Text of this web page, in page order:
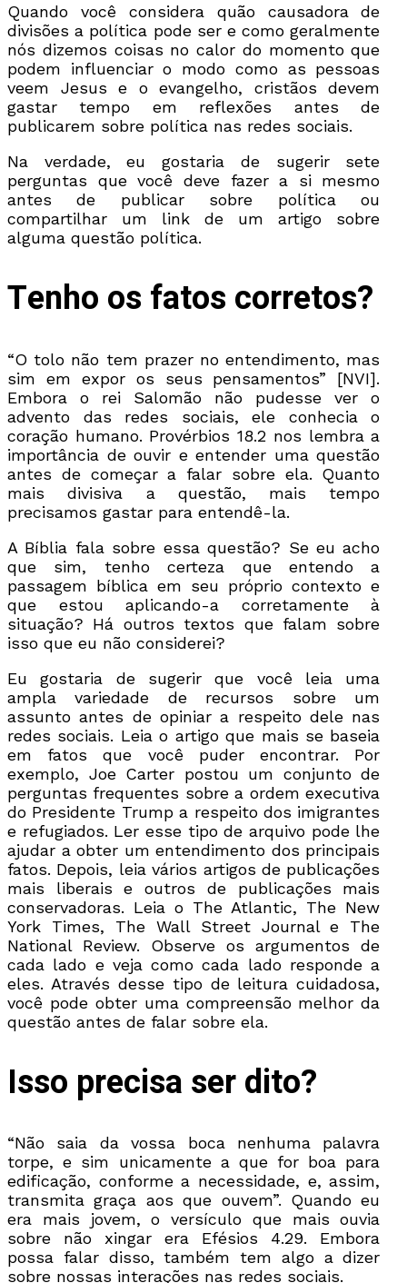
Quando você considera quão causadora de
divisões a política pode ser e como geralmente
nós dizemos coisas no calor do momento que
podem influenciar o modo como as pessoas
veem Jesus e o evangelho, cristãos devem
gastar tempo em reflexões antes de
publicarem sobre política nas redes sociais.
Na verdade, eu gostaria de sugerir sete
perguntas que você deve fazer a si mesmo
antes de publicar sobre política ou
compartilhar um link de um artigo sobre
alguma questão política.
Tenho os fatos corretos?
“O tolo não tem prazer no entendimento, mas
sim em expor os seus pensamentos” [NVI].
Embora o rei Salomão não pudesse ver o
advento das redes sociais, ele conhecia o
coração humano. Provérbios 18.2 nos lembra a
importância de ouvir e entender uma questão
antes de começar a falar sobre ela. Quanto
mais divisiva a questão, mais tempo
precisamos gastar para entendê-la.
A Bíblia fala sobre essa questão? Se eu acho
que sim, tenho certeza que entendo a
passagem bíblica em seu próprio contexto e
que estou aplicando-a corretamente à
situação? Há outros textos que falam sobre
isso que eu não considerei?
Eu gostaria de sugerir que você leia uma
ampla variedade de recursos sobre um
assunto antes de opiniar a respeito dele nas
redes sociais. Leia o artigo que mais se baseia
em fatos que você puder encontrar. Por
exemplo, Joe Carter postou um conjunto de
perguntas frequentes sobre a ordem executiva
do Presidente Trump a respeito dos imigrantes
e refugiados. Ler esse tipo de arquivo pode lhe
ajudar a obter um entendimento dos principais
fatos. Depois, leia vários artigos de publicações
mais liberais e outros de publicações mais
conservadoras. Leia o The Atlantic, The New
York Times, The Wall Street Journal e The
National Review. Observe os argumentos de
cada lado e veja como cada lado responde a
eles. Através desse tipo de leitura cuidadosa,
você pode obter uma compreensão melhor da
questão antes de falar sobre ela.
Isso precisa ser dito?
“Não saia da vossa boca nenhuma palavra
torpe, e sim unicamente a que for boa para
edificação, conforme a necessidade, e, assim,
transmita graça aos que ouvem”. Quando eu
era mais jovem, o versículo que mais ouvia
sobre não xingar era Efésios 4.29. Embora
possa falar disso, também tem algo a dizer
sobre nossas interações nas redes sociais.